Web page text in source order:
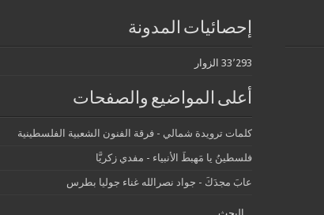
إحصائيات المدونة
33٬293 الزوار
أعلى المواضيع والصفحات
كلمات ترويدة شمالي - فرقة الفنون الشعبية الفلسطينية
فلسطينُ يا مَهبطَ الأنبياء - مفدي زكريَّا
عابَ مجدَكَ - جواد نصرالله غناء جوليا بطرس